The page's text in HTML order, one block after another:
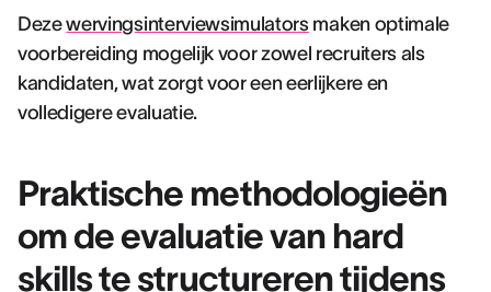
Dezewervingsinterviewsimulatorsmaken optimale
voorbereiding mogelijk voor zowel recruiters als
kandidaten, wat zorgt voor een eerlijkere en
volledigere evaluatie.
Praktische methodologieën
om de evaluatie van hard
skills te structureren tijdens